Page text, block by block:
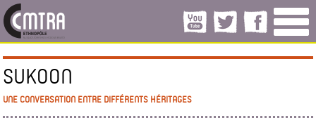
SUKOON
UNE CONVERSATION ENTRE DIFFÉRENTS HÉRITAGES